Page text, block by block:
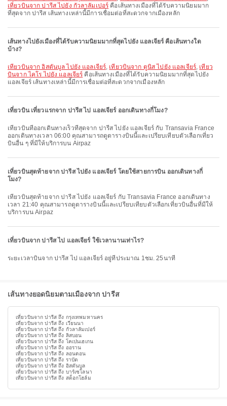
เที่ยวบินจาก ปารีส ไปยัง กัวลาลัมเปอร์ คือเส้นทางเมืองที่ได้รับความนิยมมาก
ที่สุดจาก ปารีส เส้นทางเหล่านี้มีการเชื่อมต่อที่สะดวกจากเมืองหลัก
เส้นทางไปยังเมืองที่ได้รับความนิยมมากที่สุดไปยัง แอลเจียร์ คือเส้นทางใด
บ้าง?
เที่ยวบินจาก อิสตันบูล ไปยัง แอลเจียร์, เที่ยวบินจาก ตูนิส ไปยัง แอลเจียร์, เที่ยว
บินจาก ไคโร ไปยัง แอลเจียร์ คือเส้นทางเมืองที่ได้รับความนิยมมากที่สุดไปยัง
แอลเจียร์ เส้นทางเหล่านี้มีการเชื่อมต่อที่สะดวกจากเมืองหลัก
เที่ยวบิน เที่ยวแรกจาก ปารีส ไป แอลเจียร์ ออกเดินทางกี่โมง?
เที่ยวบินที่ออกเดินทางเร็วที่สุดจาก ปารีส ไปยัง แอลเจียร์ กับ Transavia France
ออกเดินทางเวลา 06:00 คุณสามารถดูตารางบินนี้และเปรียบเทียบตัวเลือกเที่ยว
บินอื่น ๆ ที่มีให้บริการบน Airpaz
เที่ยวบินสุดท้ายจาก ปารีส ไปยัง แอลเจียร์ โดยใช้สายการบิน ออกเดินทางกี่
โมง?
เที่ยวบินสุดท้ายจาก ปารีส ไปยัง แอลเจียร์ กับ Transavia France ออกเดินทาง
เวลา 21:40 คุณสามารถดูตารางบินนี้และเปรียบเทียบตัวเลือกเที่ยวบินอื่นที่มีให้
บริการบน Airpaz
เที่ยวบินจาก ปารีส ไป แอลเจียร์ ใช้เวลานานเท่าไร?
ระยะเวลาบินจาก ปารีส ไป แอลเจียร์ อยู่ที่ประมาณ 1ชม. 25นาที
เส้นทางยอดนิยมตามเมืองจาก ปารีส
เที่ยวบินจาก ปารีส ถึง กรุงเทพมหานคร
เที่ยวบินจาก ปารีส ถึง เวียนนา
เที่ยวบินจาก ปารีส ถึง กัวลาลัมเปอร์
เที่ยวบินจาก ปารีส ถึง ลิสบอน
เที่ยวบินจาก ปารีส ถึง โคเปนเฮเกน
เที่ยวบินจาก ปารีส ถึง ออราน
เที่ยวบินจาก ปารีส ถึง ลอนดอน
เที่ยวบินจาก ปารีส ถึง ราบัต
เที่ยวบินจาก ปารีส ถึง อิสตันบูล
เที่ยวบินจาก ปารีส ถึง บาร์เซโลนา
เที่ยวบินจาก ปารีส ถึง สต็อกโฮล์ม